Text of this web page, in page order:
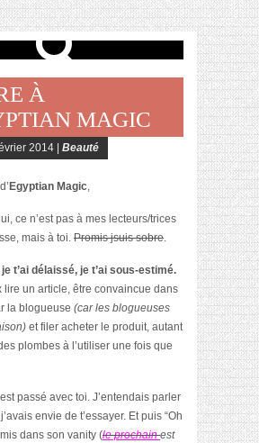
À
MAGIC
2014 | Beauté
Egyptian Magic,
ce n’est pas à mes lecteurs/trices
mais à toi. Promis jsuis sobre.
t’ai délaissé, je t’ai sous-estimé.
lire un article, être convaincue dans
la blogueuse (car les blogueuses
et filer acheter le produit, autant
plombes à l’utiliser une fois que
passé avec toi. J’entendais parler
envie de t’essayer. Et puis “Oh
mis dans son vanity (le prochainest